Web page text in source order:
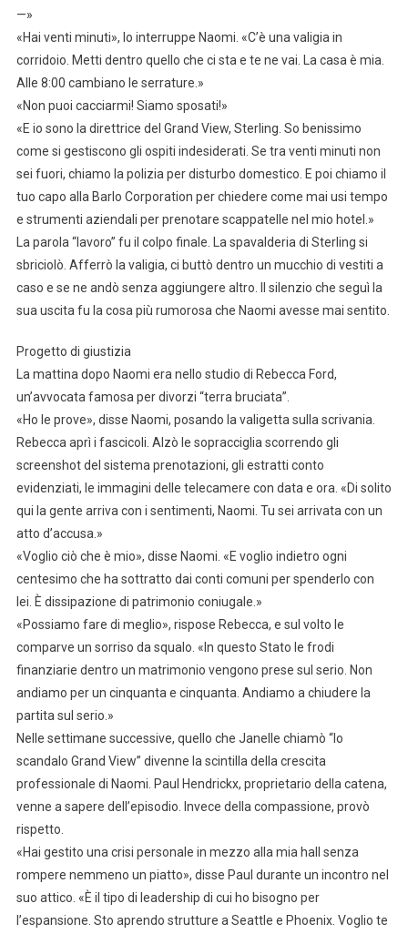
—»
«Hai venti minuti», lo interruppe Naomi. «C’è una valigia in
corridoio. Metti dentro quello che ci sta e te ne vai. La casa è mia.
Alle 8:00 cambiano le serrature.»
«Non puoi cacciarmi! Siamo sposati!»
«E io sono la direttrice del Grand View, Sterling. So benissimo
come si gestiscono gli ospiti indesiderati. Se tra venti minuti non
sei fuori, chiamo la polizia per disturbo domestico. E poi chiamo il
tuo capo alla Barlo Corporation per chiedere come mai usi tempo
e strumenti aziendali per prenotare scappatelle nel mio hotel.»
La parola “lavoro” fu il colpo finale. La spavalderia di Sterling si
sbriciolò. Afferrò la valigia, ci buttò dentro un mucchio di vestiti a
caso e se ne andò senza aggiungere altro. Il silenzio che seguì la
sua uscita fu la cosa più rumorosa che Naomi avesse mai sentito.
Progetto di giustizia
La mattina dopo Naomi era nello studio di Rebecca Ford,
un’avvocata famosa per divorzi “terra bruciata”.
«Ho le prove», disse Naomi, posando la valigetta sulla scrivania.
Rebecca aprì i fascicoli. Alzò le sopracciglia scorrendo gli
screenshot del sistema prenotazioni, gli estratti conto
evidenziati, le immagini delle telecamere con data e ora. «Di solito
qui la gente arriva con i sentimenti, Naomi. Tu sei arrivata con un
atto d’accusa.»
«Voglio ciò che è mio», disse Naomi. «E voglio indietro ogni
centesimo che ha sottratto dai conti comuni per spenderlo con
lei. È dissipazione di patrimonio coniugale.»
«Possiamo fare di meglio», rispose Rebecca, e sul volto le
comparve un sorriso da squalo. «In questo Stato le frodi
finanziarie dentro un matrimonio vengono prese sul serio. Non
andiamo per un cinquanta e cinquanta. Andiamo a chiudere la
partita sul serio.»
Nelle settimane successive, quello che Janelle chiamò “lo
scandalo Grand View” divenne la scintilla della crescita
professionale di Naomi. Paul Hendrickx, proprietario della catena,
venne a sapere dell’episodio. Invece della compassione, provò
rispetto.
«Hai gestito una crisi personale in mezzo alla mia hall senza
rompere nemmeno un piatto», disse Paul durante un incontro nel
suo attico. «È il tipo di leadership di cui ho bisogno per
l’espansione. Sto aprendo strutture a Seattle e Phoenix. Voglio te